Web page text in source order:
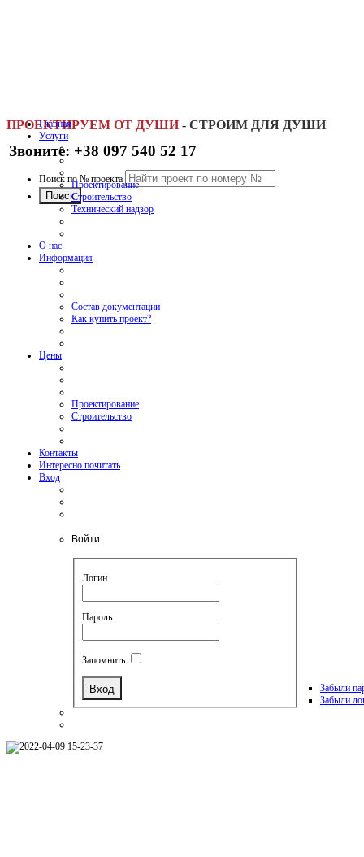
ПРОЕКТИРУЕМ ОТ ДУШИ - СТРОИМ ДЛЯ ДУШИ
Звоните: +38 097 540 52 17
Поиск по № проекта
Главная
Услуги
Проектирование
Строительство
Технический надзор
О нас
Информация
Состав документации
Как купить проект?
Цены
Проектирование
Строительство
Контакты
Интересно почитать
Вход
Войти
Логин
Пароль
Запомнить
Забыли
Забыли